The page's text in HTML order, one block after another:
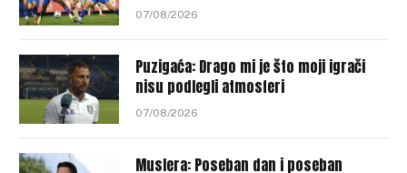
07/08/2026
Puzigaća: Drago mi je što moji igrači
nisu podlegli atmosferi
07/08/2026
Muslera: Poseban dan i poseban